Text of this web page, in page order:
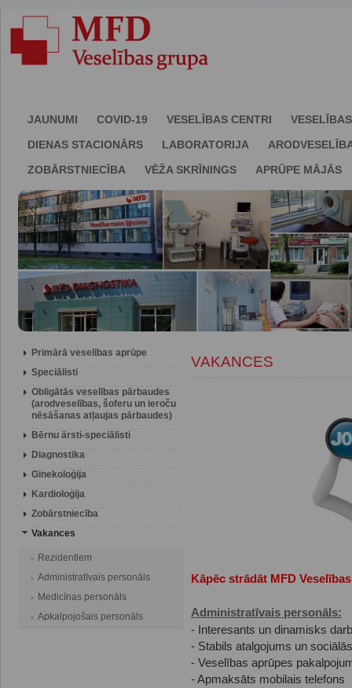
JAUNUMI COVID-19 VESELĪBAS CENTRI
DIENAS STACIONĀRS
LABORATORIJA
ZOBĀRSTNIECĪBA
VĒŽA SKRĪNINGS APRŪPE MĀJĀS
Primārā veselības aprūpe
Speciālisti
Obligātās veselības pārbaudes
(arodveselības, šoferu un ieroču
nēsāšanas atļaujas pārbaudes)
Bērnu ārsti-speciālisti
Diagnostika
Ginekoloģija
Kardioloģija
Zobārstniecība
Vakances
Rezidentiem
Administratīvais personāls
Medicīnas personāls
Apkalpojošais personāls
VAKANCES
Kāpēc strādāt MFD
Administratīvais personāls:
- Interesants un dinamisks
- Stabils atalgojums un
- Veselības aprūpes
- Apmaksāts mobilais telefons